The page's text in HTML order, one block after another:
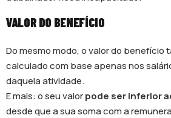
VALOR DO BENEFÍCIO
Do mesmo modo, o valor do benefício
calculado com base apenas nos
daquela atividade.
E mais: o seu valorpode ser inferior
desde que a sua soma com a